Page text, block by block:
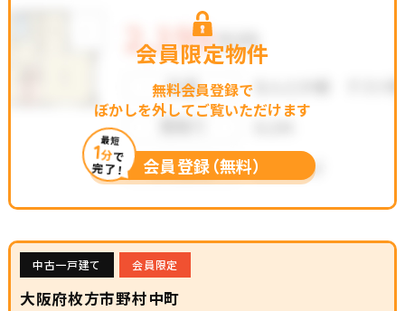
会員限定物件
無料会員登録で
ぼかしを外してご覧いただけます
最短
1分で
完了！ 会員登録（無料）
中古一戸建て 会員限定
大阪府枚方市野村中町